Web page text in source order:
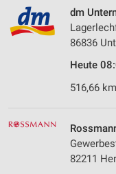
dm
86836
Heute
516,66 km
82211